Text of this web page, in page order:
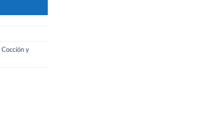
Cocción y